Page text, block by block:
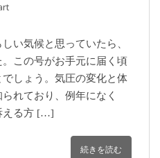
い気候と思っていたら、
この号がお手元に届く頃
しょう。気圧の変化と体
れており、例年になく
える方 […]
続きを読む